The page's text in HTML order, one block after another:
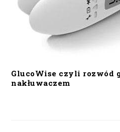
GlucoWise czyli rozwód
nakłuwaczem